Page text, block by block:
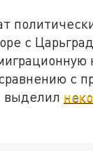
с
с
выделил